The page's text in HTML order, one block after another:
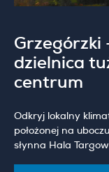
Grzegórzki
dzielnica
centrum
Odkryj lokalny
położonej na
słynna Hala